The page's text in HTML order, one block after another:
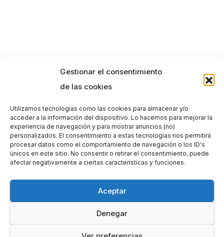
Gestionar el consentimiento
de las cookies
Utilizamos tecnologías como las cookies para almacenar y/o
acceder a la información del dispositivo. Lo hacemos para mejorar la
experiencia de navegación y para mostrar anuncios (no)
personalizados. El consentimiento a estas tecnologías nos permitirá
procesar datos como el comportamiento de navegación o los ID's
únicos en este sitio. No consentir o retirar el consentimiento, puede
afectar negativamente a ciertas características y funciones.
Aceptar
Denegar